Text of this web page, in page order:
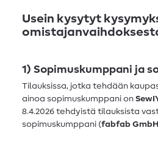
Usein kysytyt
1) Sopimuskumppani ja
Tilauksissa, jotka tehdään
ainoa sopimuskumppani on
8.4.2026 tehdyistä tilauksista
sopimuskumppani (fabfab GmbH